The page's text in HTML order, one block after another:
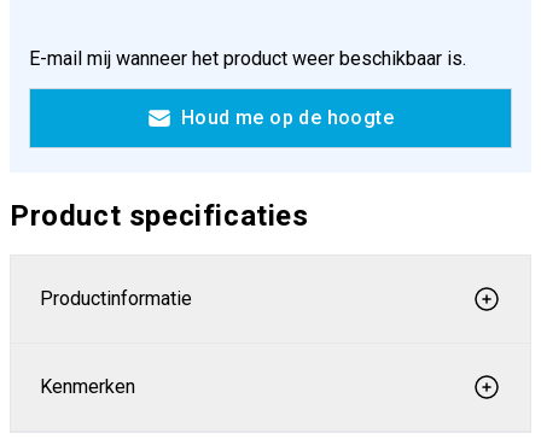
E-mail mij wanneer het product weer beschikbaar is.
Houd me op de hoogte
Product specificaties
Productinformatie
Kenmerken